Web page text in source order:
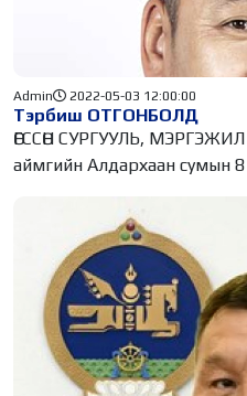
Тэрбиш ОТГОНБОЛД
Admin 2022-05-03 12:00:00
ӨГССӨН СУРГУУЛЬ, МЭРГЭЖИЛ 1989-1997 он Завхан
аймгийн Алдархаан сумын